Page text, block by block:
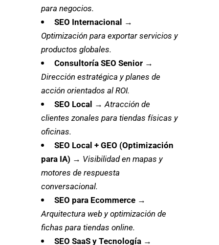
para negocios.
SEO Internacional →
Optimización para exportar servicios y
productos globales.
Consultoría SEO Senior →
Dirección estratégica y planes de
acción orientados al ROI.
SEO Local →Atracción de
clientes zonales para tiendas físicas y
oficinas.
SEO Local + GEO (Optimización
para IA) → Visibilidad en mapas y
motores de respuesta
conversacional.
SEO para Ecommerce →
Arquitectura web y optimización de
fichas para tiendas online.
SEO SaaS y Tecnología →